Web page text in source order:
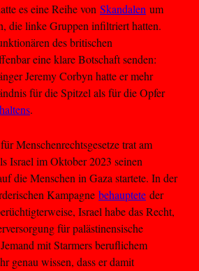
es eine Reihe von Skandalen um
die linke Gruppen infiltriert hatten.
des britischen
eine klare Botschaft senden:
Jeremy Corbyn hatte er mehr
für die Spitzel als für die Opfer
.
Menschenrechtsgesetze trat am
Israel im Oktober 2023 seinen
die Menschen in Gaza startete. In der
Kampagne behauptete der
Israel habe das Recht,
für palästinensische
mit Starmers beruflichem
genau wissen, dass er damit